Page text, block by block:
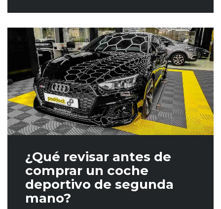
¿Qué revisar antes de
comprar un coche
deportivo de segunda
mano?